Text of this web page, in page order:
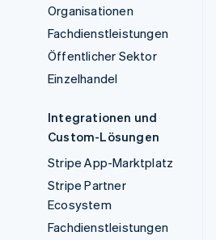
Organisationen
Fachdienstleistungen
Öffentlicher Sektor
Einzelhandel
Integrationen und
Custom-Lösungen
Stripe App-Marktplatz
Stripe Partner
Ecosystem
Fachdienstleistungen